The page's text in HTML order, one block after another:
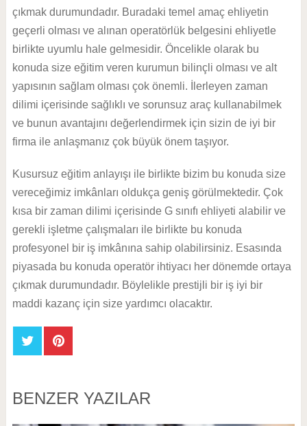
çıkmak durumundadır. Buradaki temel amaç ehliyetin
geçerli olması ve alınan operatörlük belgesini ehliyetle
birlikte uyumlu hale gelmesidir. Öncelikle olarak bu
konuda size eğitim veren kurumun bilinçli olması ve alt
yapısının sağlam olması çok önemli. İlerleyen zaman
dilimi içerisinde sağlıklı ve sorunsuz araç kullanabilmek
ve bunun avantajını değerlendirmek için sizin de iyi bir
firma ile anlaşmanız çok büyük önem taşıyor.
Kusursuz eğitim anlayışı ile birlikte bizim bu konuda size
vereceğimiz imkânları oldukça geniş görülmektedir. Çok
kısa bir zaman dilimi içerisinde G sınıfı ehliyeti alabilir ve
gerekli işletme çalışmaları ile birlikte bu konuda
profesyonel bir iş imkânına sahip olabilirsiniz. Esasında
piyasada bu konuda operatör ihtiyacı her dönemde ortaya
çıkmak durumundadır. Böylelikle prestijli bir iş iyi bir
maddi kazanç için size yardımcı olacaktır.
BENZER YAZILAR